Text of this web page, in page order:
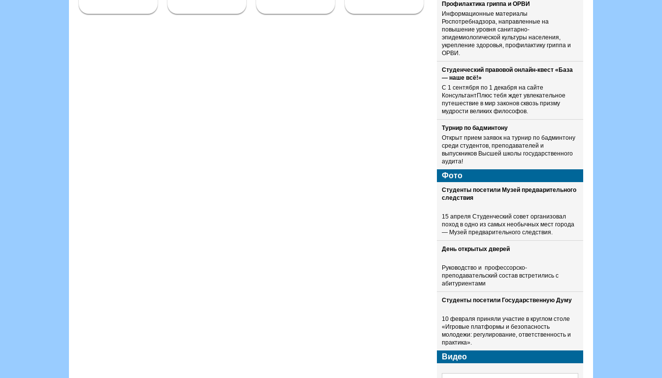
Профилактика гриппа и ОРВИ
Информационные материалы
Роспотребнадзора, направленные на
повышение уровня санитарно-
эпидемиологической культуры населения,
укрепление здоровья, профилактику гриппа и
ОРВИ.
Студенческий правовой онлайн-квест «База
— наше всё!»
С 1 сентября по 1 декабря на сайте
КонсультантПлюс тебя ждет увлекательное
путешествие в мир законов сквозь призму
мудрости великих философов.
Турнир по бадминтону
Открыт прием заявок на турнир по бадминтону
среди студентов, преподавателей и
выпускников Высшей школы государственного
аудита!
Фото
Студенты посетили Музей предварительного
следствия
15 апреля Студенческий совет организовал
поход в одно из самых необычных мест города
— Музей предварительного следствия.
День открытых дверей
Руководство и профессорско-
преподавательский состав встретились с
абитуриентами
Студенты посетили Государственную Думу
10 февраля приняли участие в круглом столе
«Игровые платформы и безопасность
молодежи: регулирование, ответственность и
практика».
Видео